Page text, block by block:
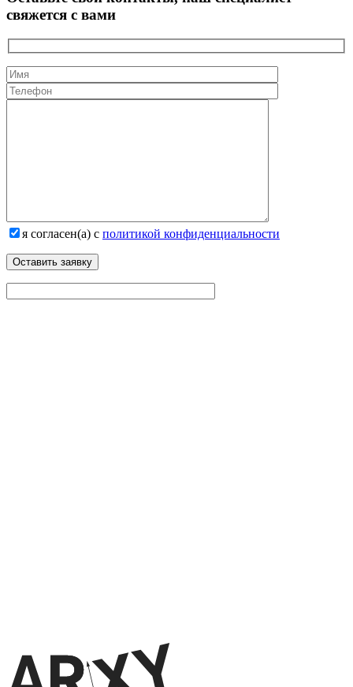
свяжется с вами
я согласен(а) с политикой конфиденциальности